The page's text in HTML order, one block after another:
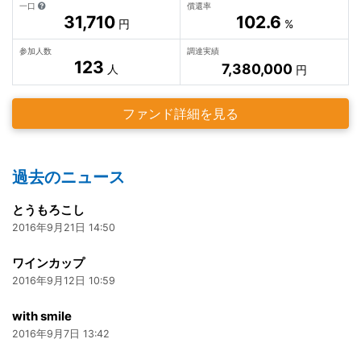
一口
31,710円
償還率
102.6 %
参加人数
123 人
調達実績
7,380,000 円
ファンド詳細を見る
過去のニュース
とうもろこし
2016年9月21日 14:50
ワインカップ
2016年9月12日 10:59
with smile
2016年9月7日 13:42